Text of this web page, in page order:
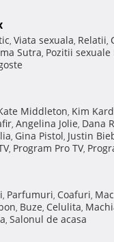
, Viata sexuala, Relatii,
Sutra, Pozitii
Middleton, Kim
, Angelina Jolie, Dana
, Gina Pistol, Justin
, Program Pro TV,
, Parfumuri, Coafuri,
, Buze, Celulita,
, Salonul de acasa